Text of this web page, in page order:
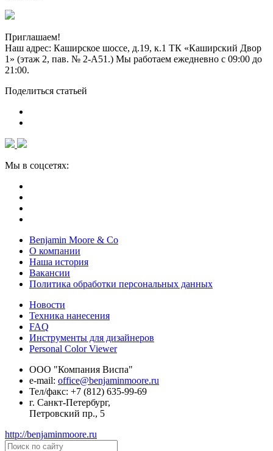
Приглашаем!
Наш адрес: Каширское шоссе, д.19, к.1 ТК «Каширский Двор
1» (этаж 2, пав. № 2-А51.) Мы работаем ежедневно с 09:00 до
21:00.
Поделиться статьей
Мы в соцсетях:
Benjamin Moore & Co
О компании
Наша история
Вакансии
Политика обработки персональных данных
Новости
Техника нанесения
FAQ
Инструменты для дизайнеров
Personal Color Viewer
ООО "Компания Виспа"
е-mail: office@benjaminmoore.ru
Тел/факс: +7 (812) 635-99-69
г. Санкт-Петербург,
Петровский пр., 5
http://benjaminmoore.ru